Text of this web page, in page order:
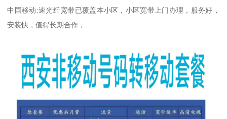
中国移动:速光纤宽带已覆盖本小区，小区宽带上门办理，服务好，
安装快，值得长期合作，